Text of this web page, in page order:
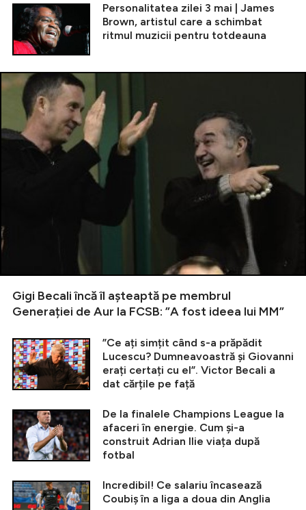
Personalitatea zilei 3 mai | James
Brown, artistul care a schimbat
ritmul muzicii pentru totdeauna
Gigi Becali încă îl așteaptă pe membrul
Generației de Aur la FCSB: ”A fost ideea lui MM”
”Ce ați simțit când s-a prăpădit
Lucescu? Dumneavoastră și Giovanni
erați certați cu el”. Victor Becali a
dat cărțile pe față
De la finalele Champions League la
afaceri în energie. Cum și-a
construit Adrian Ilie viața după
fotbal
Incredibil! Ce salariu încasează
Coubiș în a liga a doua din Anglia